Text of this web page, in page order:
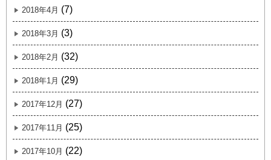
2018年4月 (7)
2018年3月 (3)
2018年2月 (32)
2018年1月 (29)
2017年12月 (27)
2017年11月 (25)
2017年10月 (22)